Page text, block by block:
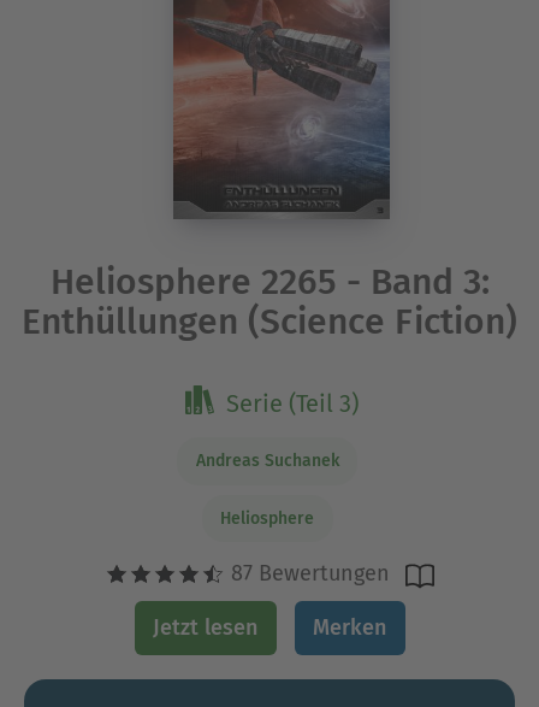
Heliosphere 2265 - Band 3:
Enthüllungen (Science Fiction)
Serie (Teil 3)
Andreas Suchanek
Heliosphere
87 Bewertungen
Jetzt lesen Merken